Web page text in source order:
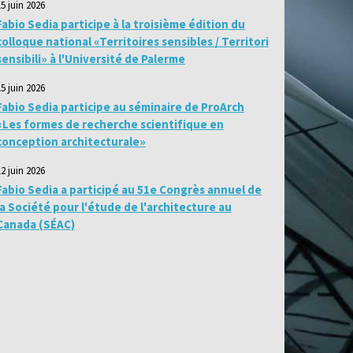
juin 2026
Sedia participe à la troisième édition du
national «Territoires sensibles / Territori
à l'Université de Palerme
juin 2026
Sedia participe au séminaire de ProArch
formes de recherche scientifique en
architecturale»
juin 2026
Sedia a participé au 51e Congrès annuel de
Société pour l'étude de l'architecture au
(SÉAC)